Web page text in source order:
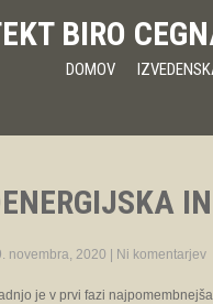
BIRO
DOMOV
novembra, 2020 Ni komentarjev
je v prvi fazi